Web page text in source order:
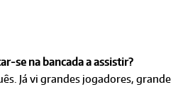
se na bancada a assistir?
Já vi grandes jogadores,